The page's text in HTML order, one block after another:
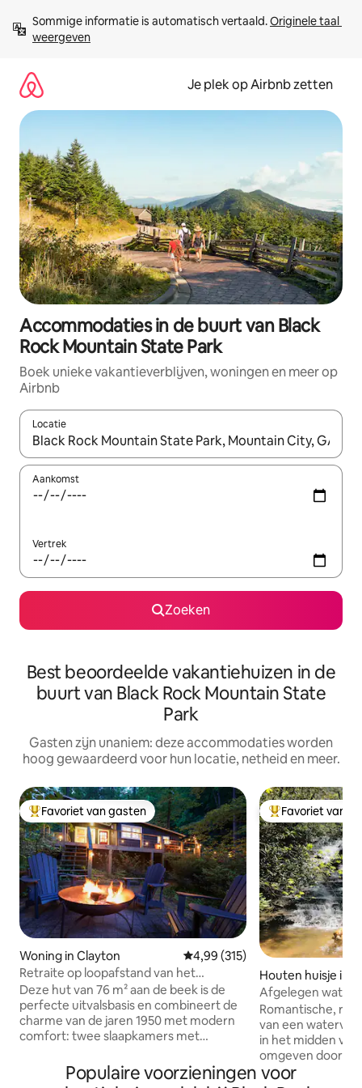
direct
naar
Sommige informatie is automatisch vertaald. Originele taal
weergeven
Je plek op Airbnb zetten
Accommodaties in de buurt van Black
Rock Mountain State Park
Boek unieke vakantieverblijven, woningen en meer op
Airbnb
Locatie
Wanneer er resultaten beschikbaar zijn, maak je een keuze
Aankomst
Vertrek
Zoeken
Best beoordeelde vakantiehuizen in de
buurt van Black Rock Mountain State
Park
Gasten zijn unaniem: deze accommodaties worden
hoog gewaardeerd voor hun locatie, netheid en meer.
Topfavoriet van gasten
Favoriet van gasten
Woning in Clayton Gemiddelde beoordeling van
4,99 (315)
Retraite op loopafstand van het
centrum | Creekside + bubbelbad
Deze hut van 76 m² aan de beek is de
perfecte uitvalsbasis en combineert de
charme van de jaren 1950 met modern
comfort: twee slaapkamers met
een ontspannen woonkamer. Stap op de
veranda of het terras aan de beek voor
Topfavoriet van
Favoriet van
Houten huisje in
ounty
Afgelegen
Romantische,
van een waterval
in het midden
omgeven door
uitstrekt tot aan
Populaire voorzieningen voor